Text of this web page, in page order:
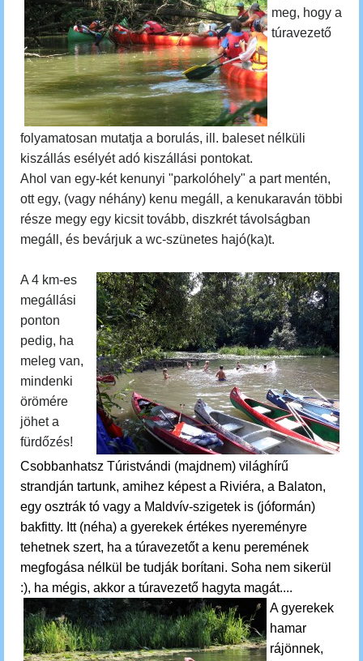
meg, hogy a
túravezető
folyamatosan mutatja a borulás, ill. baleset nélküli
kiszállás esélyét adó kiszállási pontokat.
Ahol van egy-két kenunyi "parkolóhely" a part mentén,
ott egy, (vagy néhány) kenu megáll, a kenukaraván többi
része megy egy kicsit tovább, diszkrét távolságban
megáll, és bevárjuk a wc-szünetes hajó(ka)t.
A 4 km-es
megállási
ponton
pedig, ha
meleg van,
mindenki
örömére
jöhet a
fürdőzés!
Csobbanhatsz Túristvándi (majdnem) világhírű
strandján tartunk, amihez képest a Riviéra, a Balaton,
egy osztrák tó vagy a Maldvív-szigetek is (jóformán)
bakfitty. Itt (néha) a gyerekek értékes nyereményre
tehetnek szert, ha a túravezetőt a kenu peremének
megfogása nélkül be tudják borítani. Soha nem sikerül
:), ha mégis, akkor a túravezető hagyta magát....
A gyerekek
hamar
rájönnek,